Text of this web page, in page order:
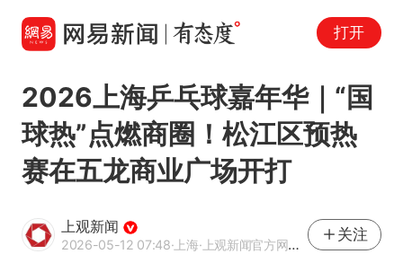
打开
2026上海乒乓球嘉年华｜“国
球热”点燃商圈！松江区预热
赛在五龙商业广场开打
上观新闻
2026-05-12 07:48·上海·上观新闻官方网易号
关注